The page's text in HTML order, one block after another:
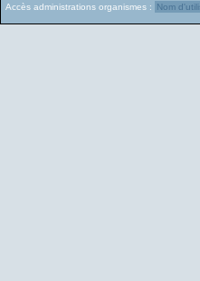
Accès administrations organismes :